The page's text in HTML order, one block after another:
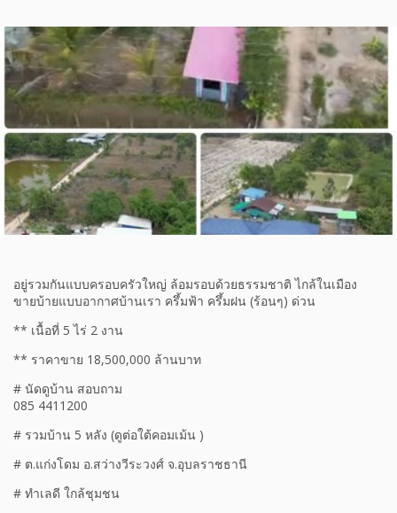
อยู่รวมกันแบบครอบครัวใหญ่ ล้อมรอบด้วยธรรมชาติ ไกล้ในเมือง
ขายบ้ายแบบอากาศบ้านเรา ครึ้มฟ้า ครึ้มฝน (ร้อนๆ) ด่วน
** เนื้อที่ 5 ไร่ 2 งาน
** ราคาขาย 18,500,000 ล้านบาท
# นัดดูบ้าน สอบถาม
085 4411200
# รวมบ้าน 5 หลัง (ดูต่อใต้คอมเม้น )
# ต.แก่งโดม อ.สว่างวีระวงศ์ จ.อุบลราชธานี
# ทำเลดี ใกล้ชุมชน